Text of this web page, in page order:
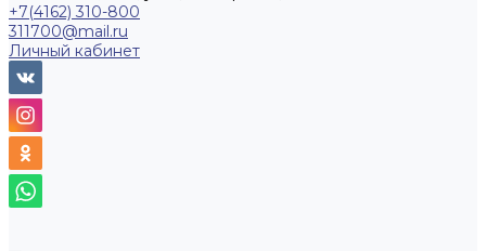
+7(4162) 310-800
311700@mail.ru
Личный кабинет